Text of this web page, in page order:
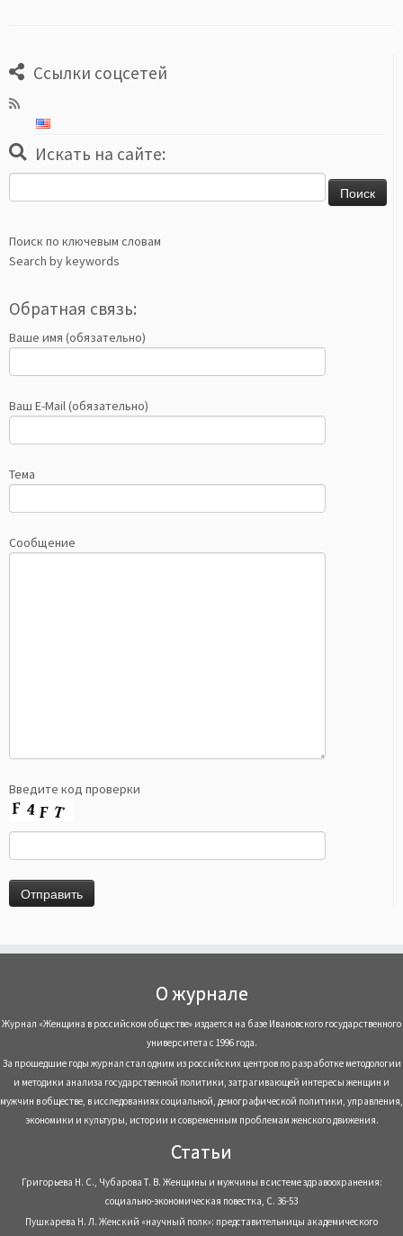
Ссылки соцсетей
Искать на сайте:
Поиск по ключевым словам
Search by keywords
Обратная связь:
Ваше имя (обязательно)
Ваш E-Mail (обязательно)
Тема
Сообщение
Введите код проверки
О журнале
Журнал «Женщина в российском обществе» издается на базе Ивановского государственного
университета с 1996 года.
За прошедшие годы журнал стал одним из российских центров по разработке методологии
и методики анализа государственной политики, затрагивающей интересы женщин и
мужчин в обществе, в исследованиях социальной, демографической политики, управления,
экономики и культуры, истории и современным проблемам женского движения.
Статьи
Григорьева Н. С., Чубарова Т. В. Женщины и мужчины в системе здравоохранения:
социально-экономическая повестка, С. 36-53
Пушкарева Н. Л. Женский «научный полк»: представительницы академического